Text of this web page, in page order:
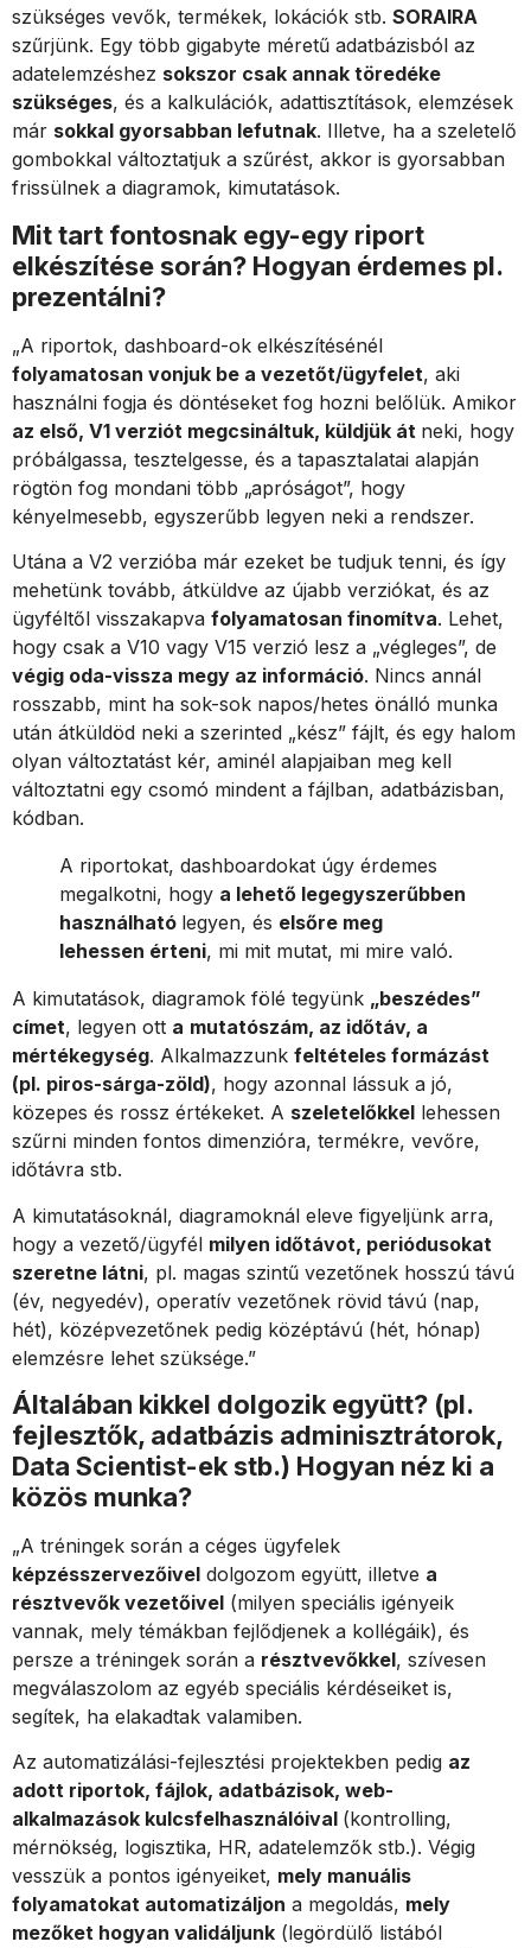
szükséges vevők, termékek, lokációk stb. SORAIRA
szűrjünk. Egy több gigabyte méretű adatbázisból az
adatelemzéshez sokszor csak annak töredéke
szükséges, és a kalkulációk, adattisztítások, elemzések
már sokkal gyorsabban lefutnak. Illetve, ha a szeletelő
gombokkal változtatjuk a szűrést, akkor is gyorsabban
frissülnek a diagramok, kimutatások.
Mit tart fontosnak egy-egy riport
elkészítése során? Hogyan érdemes pl.
prezentálni?
„A riportok, dashboard-ok elkészítésénél
folyamatosan vonjuk be a vezetőt/ügyfelet, aki
használni fogja és döntéseket fog hozni belőlük. Amikor
az első, V1 verziót megcsináltuk, küldjük át neki, hogy
próbálgassa, tesztelgesse, és a tapasztalatai alapján
rögtön fog mondani több „apróságot”, hogy
kényelmesebb, egyszerűbb legyen neki a rendszer.
Utána a V2 verzióba már ezeket be tudjuk tenni, és így
mehetünk tovább, átküldve az újabb verziókat, és az
ügyféltől visszakapva folyamatosan finomítva. Lehet,
hogy csak a V10 vagy V15 verzió lesz a „végleges”, de
végig oda-vissza megy az információ. Nincs annál
rosszabb, mint ha sok-sok napos/hetes önálló munka
után átküldöd neki a szerinted „kész” fájlt, és egy halom
olyan változtatást kér, aminél alapjaiban meg kell
változtatni egy csomó mindent a fájlban, adatbázisban,
kódban.
A riportokat, dashboardokat úgy érdemes
megalkotni, hogy a lehető legegyszerűbben
használható legyen, és elsőre meg
lehessen érteni, mi mit mutat, mi mire való.
A kimutatások, diagramok fölé tegyünk „beszédes”
címet, legyen ott a mutatószám, az időtáv, a
mértékegység. Alkalmazzunk feltételes formázást
(pl. piros-sárga-zöld), hogy azonnal lássuk a jó,
közepes és rossz értékeket. A szeletelőkkel lehessen
szűrni minden fontos dimenzióra, termékre, vevőre,
időtávra stb.
A kimutatásoknál, diagramoknál eleve figyeljünk arra,
hogy a vezető/ügyfél milyen időtávot, periódusokat
szeretne látni, pl. magas szintű vezetőnek hosszú távú
(év, negyedév), operatív vezetőnek rövid távú (nap,
hét), középvezetőnek pedig középtávú (hét, hónap)
elemzésre lehet szüksége.”
Általában kikkel dolgozik együtt? (pl.
fejlesztők, adatbázis adminisztrátorok,
Data Scientist-ek stb.) Hogyan néz ki a
közös munka?
„A tréningek során a céges ügyfelek
képzésszervezőivel dolgozom együtt, illetve a
résztvevők vezetőivel (milyen speciális igényeik
vannak, mely témákban fejlődjenek a kollégáik), és
persze a tréningek során a résztvevőkkel, szívesen
megválaszolom az egyéb speciális kérdéseiket is,
segítek, ha elakadtak valamiben.
Az automatizálási-fejlesztési projektekben pedig az
adott riportok, fájlok, adatbázisok, web-
alkalmazások kulcsfelhasználóival (kontrolling,
mérnökség, logisztika, HR, adatelemzők stb.). Végig
vesszük a pontos igényeiket, mely manuális
folyamatokat automatizáljon a megoldás, mely
mezőket hogyan validáljunk (legördülő listából